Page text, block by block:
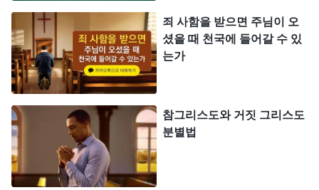
할까요? 바로 구세주를 뜻합니다. 그리고 말세 그리
스도, 전능하신 하나님께서 어떻게 심판 사역으로 사
람을 정결케 하고 구원하실까요?
전능하신 하나님께서 다음과 같이 말씀하셨습니
다. 『
말세의 그리스도는 다방면의 진리로 사람을 가
르치고 사람의 본질을 폭로하며 사람의 언행을 분석
한다. 그런 말씀에는 다방면의 진리가 포함되어 있
다. 예를 들면 사람의 본분, 사람이 하나님께 어떻게
죄 사함을 받으면 주님이 오
셨을 때 천국에 들어갈 수 있
는가
참그리스도와 거짓 그리스도
분별법